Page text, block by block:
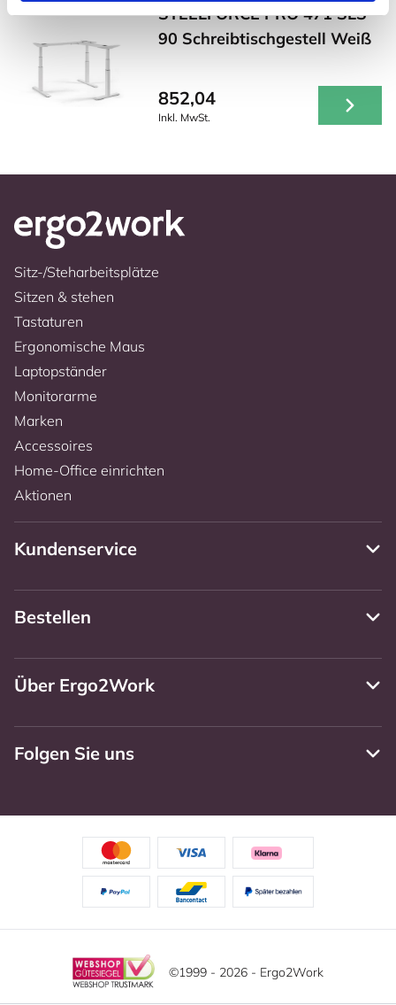
STEELFORCE PRO 471 SLS
90 Schreibtischgestell Weiß
852,04
Inkl. MwSt.
Sitz-/Steharbeitsplätze
Sitzen & stehen
Tastaturen
Ergonomische Maus
Laptopständer
Monitorarme
Marken
Accessoires
Home-Office einrichten
Aktionen
Kundenservice
Bestellen
Über Ergo2Work
Folgen Sie uns
©1999 - 2026 - Ergo2Work